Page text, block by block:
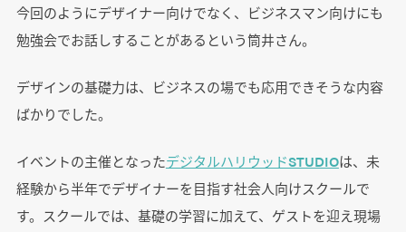
今回のようにデザイナー向けでなく、ビジネスマン向けにも
勉強会でお話しすることがあるという筒井さん。
デザインの基礎力は、ビジネスの場でも応用できそうな内容
ばかりでした。
イベントの主催となったデジタルハリウッドSTUDIOは、未
経験から半年でデザイナーを目指す社会人向けスクールで
す。スクールでは、基礎の学習に加えて、ゲストを迎え現場